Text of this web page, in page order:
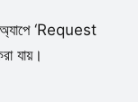
‘Request
যায়।